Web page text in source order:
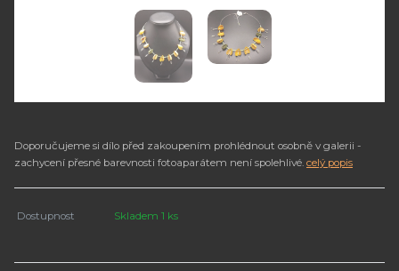
Doporučujeme si dílo před zakoupením prohlédnout osobně v galerii -
zachycení přesné barevnosti fotoaparátem není spolehlivé. celý popis
Dostupnost Skladem 1 ks